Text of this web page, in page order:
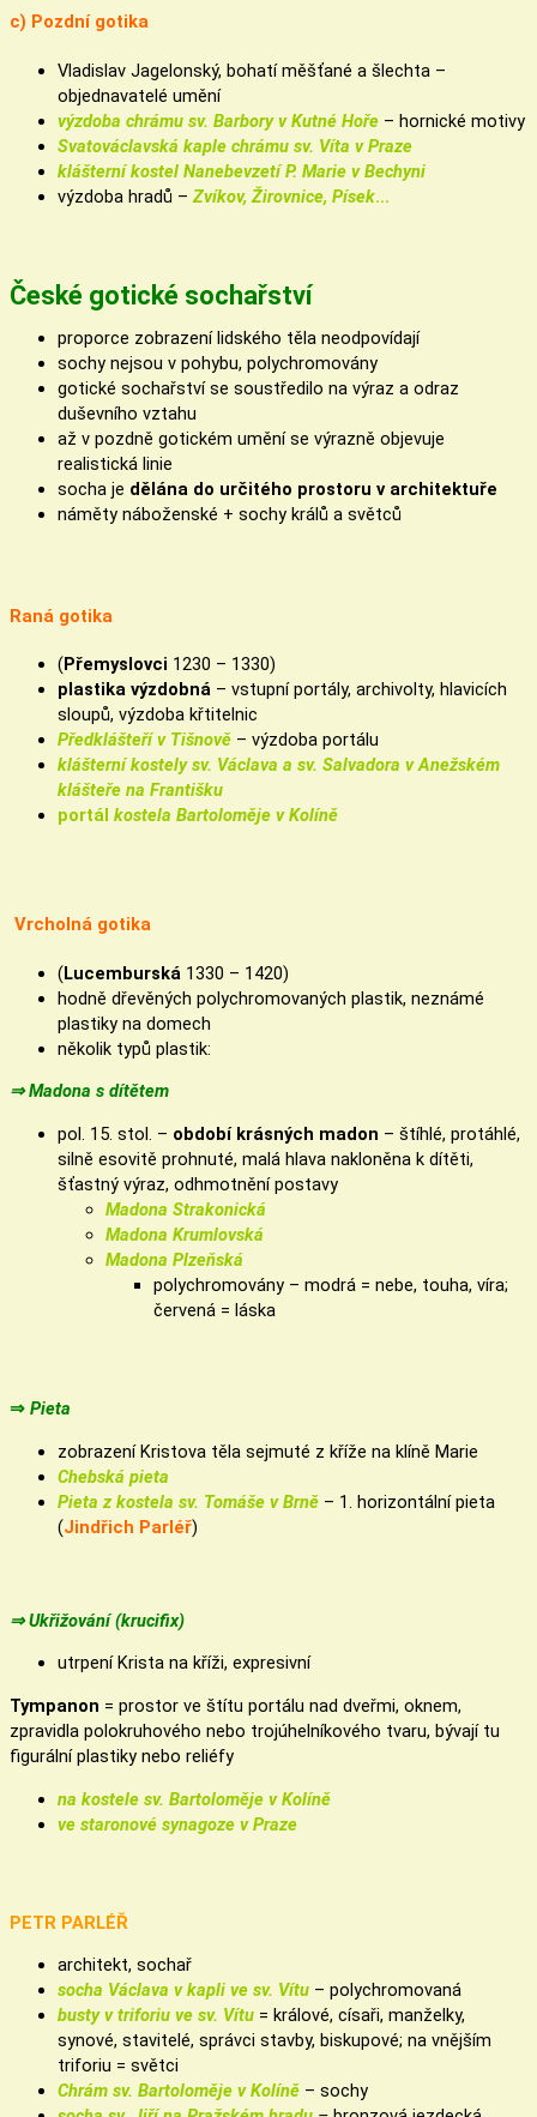
c) Pozdní gotika
Vladislav Jagelonský, bohatí měšťané a šlechta –
objednavatelé umění
výzdoba chrámu sv. Barbory v Kutné Hoře – hornické motivy
Svatováclavská kaple chrámu sv. Víta v Praze
klášterní kostel Nanebevzetí P. Marie v Bechyni
výzdoba hradů –Zvíkov, Žirovnice, Písek…
České gotické sochařství
proporce zobrazení lidského těla neodpovídají
sochy nejsou v pohybu, polychromovány
gotické sochařství se soustředilo na výraz a odraz
duševního vztahu
až v pozdně gotickém umění se výrazně objevuje
realistická linie
socha je dělána do určitého prostoru v architektuře
náměty náboženské + sochy králů a světců
Raná gotika
(Přemyslovci 1230 – 1330)
plastika výzdobná – vstupní portály, archivolty, hlavicích
sloupů, výzdoba křtitelnic
Předklášteří v Tišnově – výzdoba portálu
klášterní kostely sv. Václava a sv. Salvadora v Anežském
klášteře na Františku
portál kostela Bartoloměje v Kolíně
Vrcholná gotika
(Lucemburská 1330 – 1420)
hodně dřevěných polychromovaných plastik, neznámé
plastiky na domech
několik typů plastik:
⇒ Madona s dítětem
pol. 15. stol. – období krásných madon – štíhlé, protáhlé,
silně esovitě prohnuté, malá hlava nakloněna k dítěti,
šťastný výraz, odhmotnění postavy
Madona Strakonická
Madona Krumlovská
Madona Plzeňská
polychromovány – modrá = nebe, touha, víra;
červená = láska
⇒ Pieta
zobrazení Kristova těla sejmuté z kříže na klíně Marie
Chebská pieta
Pieta z kostela sv. Tomáše v Brně – 1. horizontální pieta
(Jindřich Parléř)
⇒ Ukřižování (krucifix)
utrpení Krista na kříži, expresivní
Tympanon = prostor ve štítu portálu nad dveřmi, oknem,
zpravidla polokruhového nebo trojúhelníkového tvaru, bývají tu
figurální plastiky nebo reliéfy
na kostele sv. Bartoloměje v Kolíně
ve staronové synagoze v Praze
PETR PARLÉŘ
architekt, sochař
socha Václava v kapli ve sv. Vítu – polychromovaná
busty v triforiu ve sv. Vítu = králové, císaři, manželky,
synové, stavitelé, správci stavby, biskupové; na vnějším
triforiu = světci
Chrám sv. Bartoloměje v Kolíně – sochy